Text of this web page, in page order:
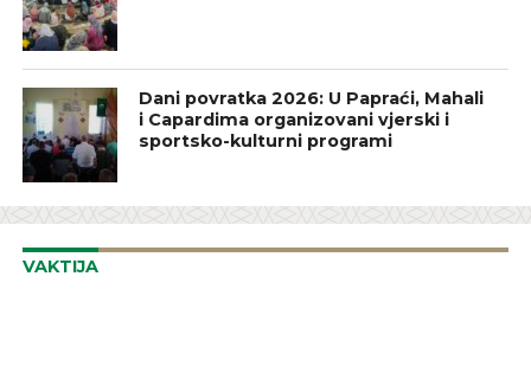
Dani povratka 2026: U Papraći, Mahali
i Capardima organizovani vjerski i
sportsko-kulturni programi
VAKTIJA